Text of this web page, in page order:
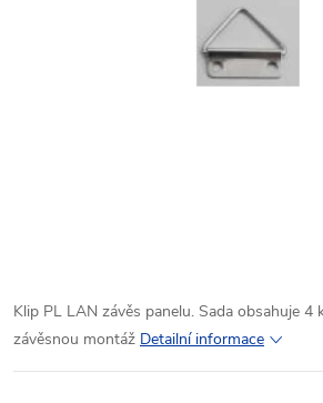
Klip PL LAN závěs panelu. Sada obsahuje 4
závěsnou montáž Detailní informace